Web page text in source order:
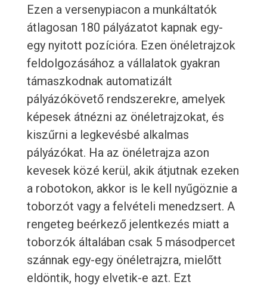
Ezen a versenypiacon a munkáltatók
átlagosan 180 pályázatot kapnak egy-
egy nyitott pozícióra. Ezen önéletrajzok
feldolgozásához a vállalatok gyakran
támaszkodnak automatizált
pályázókövető rendszerekre, amelyek
képesek átnézni az önéletrajzokat, és
kiszűrni a legkevésbé alkalmas
pályázókat. Ha az önéletrajza azon
kevesek közé kerül, akik átjutnak ezeken
a robotokon, akkor is le kell nyűgöznie a
toborzót vagy a felvételi menedzsert. A
rengeteg beérkező jelentkezés miatt a
toborzók általában csak 5 másodpercet
szánnak egy-egy önéletrajzra, mielőtt
eldöntik, hogy elvetik-e azt. Ezt